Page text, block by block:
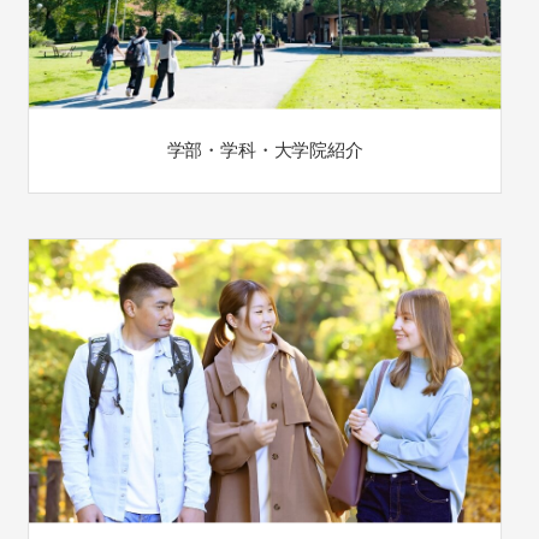
学部・学科・大学院紹介